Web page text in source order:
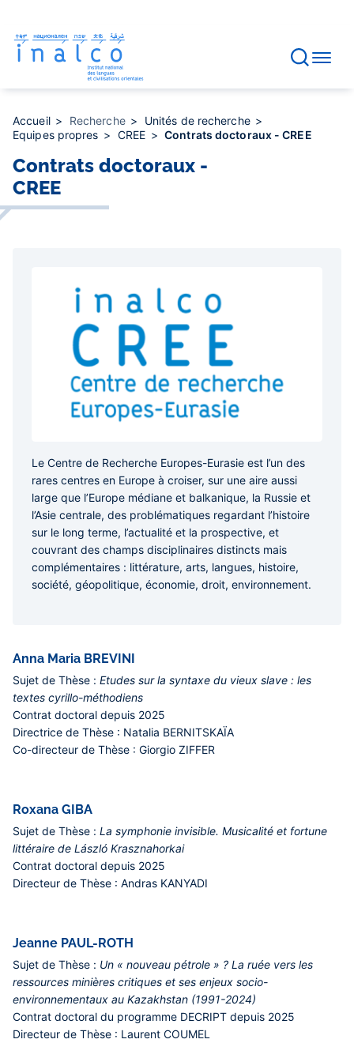
contenu
principal
Accueil Recherche
Unités de recherche
Equipes propres
CREE Contrats doctoraux - CREE
Contrats doctoraux -
CREE
Le Centre de Recherche Europes-Eurasie est l’un des
rares centres en Europe à croiser, sur une aire aussi
large que l’Europe médiane et balkanique, la Russie et
l’Asie centrale, des problématiques regardant l’histoire
sur le long terme, l’actualité et la prospective, et
couvrant des champs disciplinaires distincts mais
complémentaires : littérature, arts, langues, histoire,
société, géopolitique, économie, droit, environnement.
Anna Maria BREVINI
Sujet de Thèse : Etudes sur la syntaxe du vieux slave : les
textes cyrillo-méthodiens
Contrat doctoral depuis 2025
Directrice de Thèse : Natalia BERNITSKAÏA
Co-directeur de Thèse : Giorgio ZIFFER
Roxana GIBA
Sujet de Thèse : La symphonie invisible. Musicalité et fortune
littéraire de László Krasznahorkai
Contrat doctoral depuis 2025
Directeur de Thèse : Andras KANYADI
Jeanne PAUL-ROTH
Sujet de Thèse : Un « nouveau pétrole » ? La ruée vers les
ressources minières critiques et ses enjeux socio-
environnementaux au Kazakhstan (1991-2024)
Contrat doctoral du programme DECRIPT depuis 2025
Directeur de Thèse : Laurent COUMEL